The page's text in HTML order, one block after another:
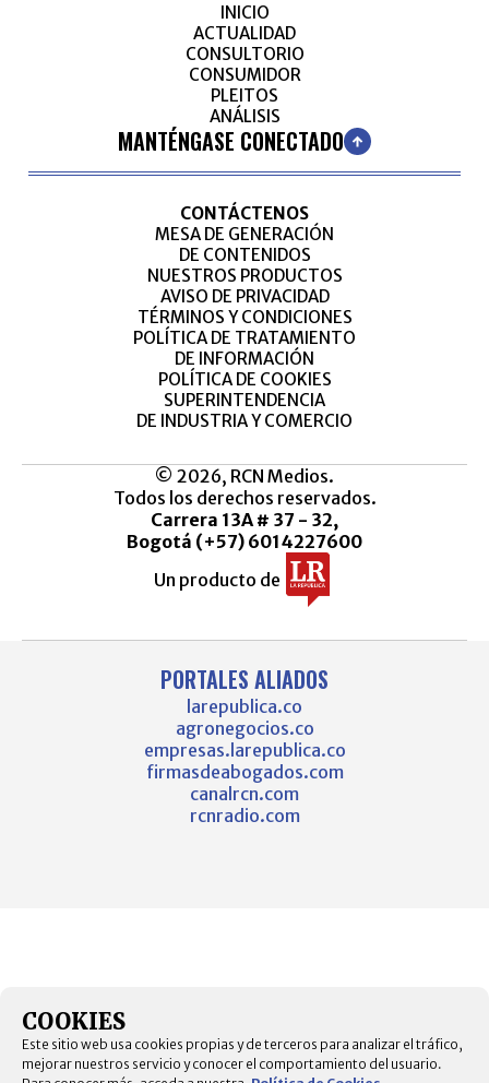
INICIO
ACTUALIDAD
CONSULTORIO
CONSUMIDOR
PLEITOS
ANÁLISIS
MANTÉNGASE CONECTADO
CONTÁCTENOS
MESA DE GENERACIÓN
DE CONTENIDOS
NUESTROS PRODUCTOS
AVISO DE PRIVACIDAD
TÉRMINOS Y CONDICIONES
POLÍTICA DE TRATAMIENTO
DE INFORMACIÓN
POLÍTICA DE COOKIES
SUPERINTENDENCIA
DE INDUSTRIA Y COMERCIO
© 2026, RCN Medios.
Todos los derechos reservados.
Carrera 13A # 37 - 32,
Bogotá (+57) 6014227600
Un producto de
PORTALES ALIADOS
larepublica.co
agronegocios.co
empresas.larepublica.co
firmasdeabogados.com
canalrcn.com
rcnradio.com
COOKIES
Este sitio web usa cookies propias y de terceros para analizar el tráfico,
mejorar nuestros servicio y conocer el comportamiento del usuario.